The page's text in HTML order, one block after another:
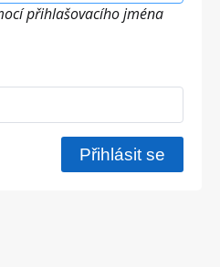
přihlašovacího jména